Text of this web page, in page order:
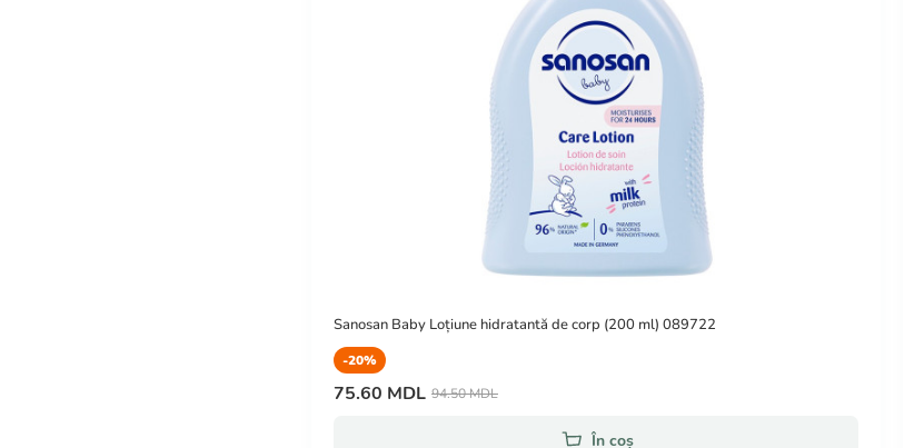
Sanosan Baby Loțiune hidratantă de corp (200 ml) 089722
-20%
75.60 MDL 94.50 MDL
În coș